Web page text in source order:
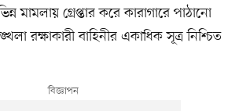
মামলায় গ্রেপ্তার করে কারাগারে পাঠানো
রক্ষাকারী বাহিনীর একাধিক সূত্র নিশ্চিত